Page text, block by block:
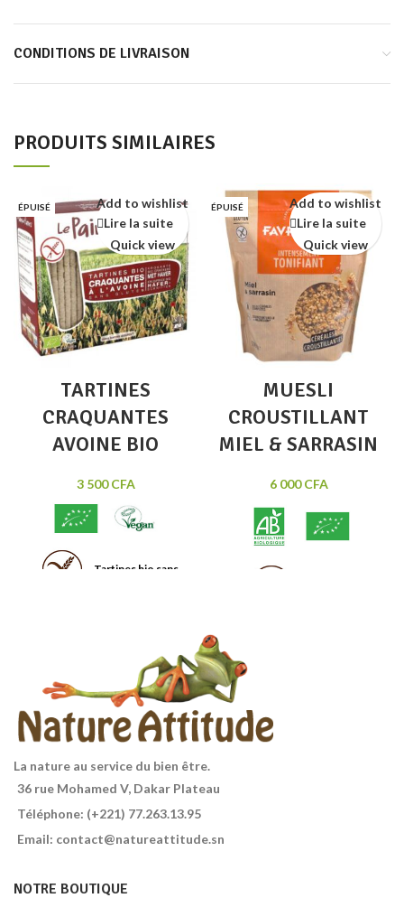
CONDITIONS DE LIVRAISON
PRODUITS SIMILAIRES
ÉPUISÉ
TARTINES
CRAQUANTES
AVOINE BIO
3 500CFA
Tartines bio sans
Add to wishlist
Lire la suite
Quick view
ÉPUISÉ
MUESLI
CROUSTILLANT
MIEL & SARRASIN
6 000CFA
céréales complètes et source
naturelle de magnésium.
Ingrédients issus de l'agriculture
biologique. Sans gluten, sans
huile de palme. Contenance :
Add to wishlist
Lire la suite
Quick view
La nature au service du bien être.
36 rue Mohamed V, Dakar Plateau
Téléphone: (+221) 77.263.13.95
Email: contact@natureattitude.sn
NOTRE BOUTIQUE